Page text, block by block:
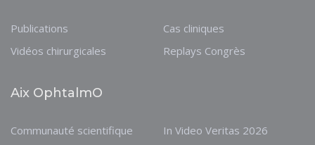
Publications
Vidéos chirurgicales
Cas cliniques
Replays Congrès
Aix OphtalmO
Communauté scientifique
In Video Veritas 2026